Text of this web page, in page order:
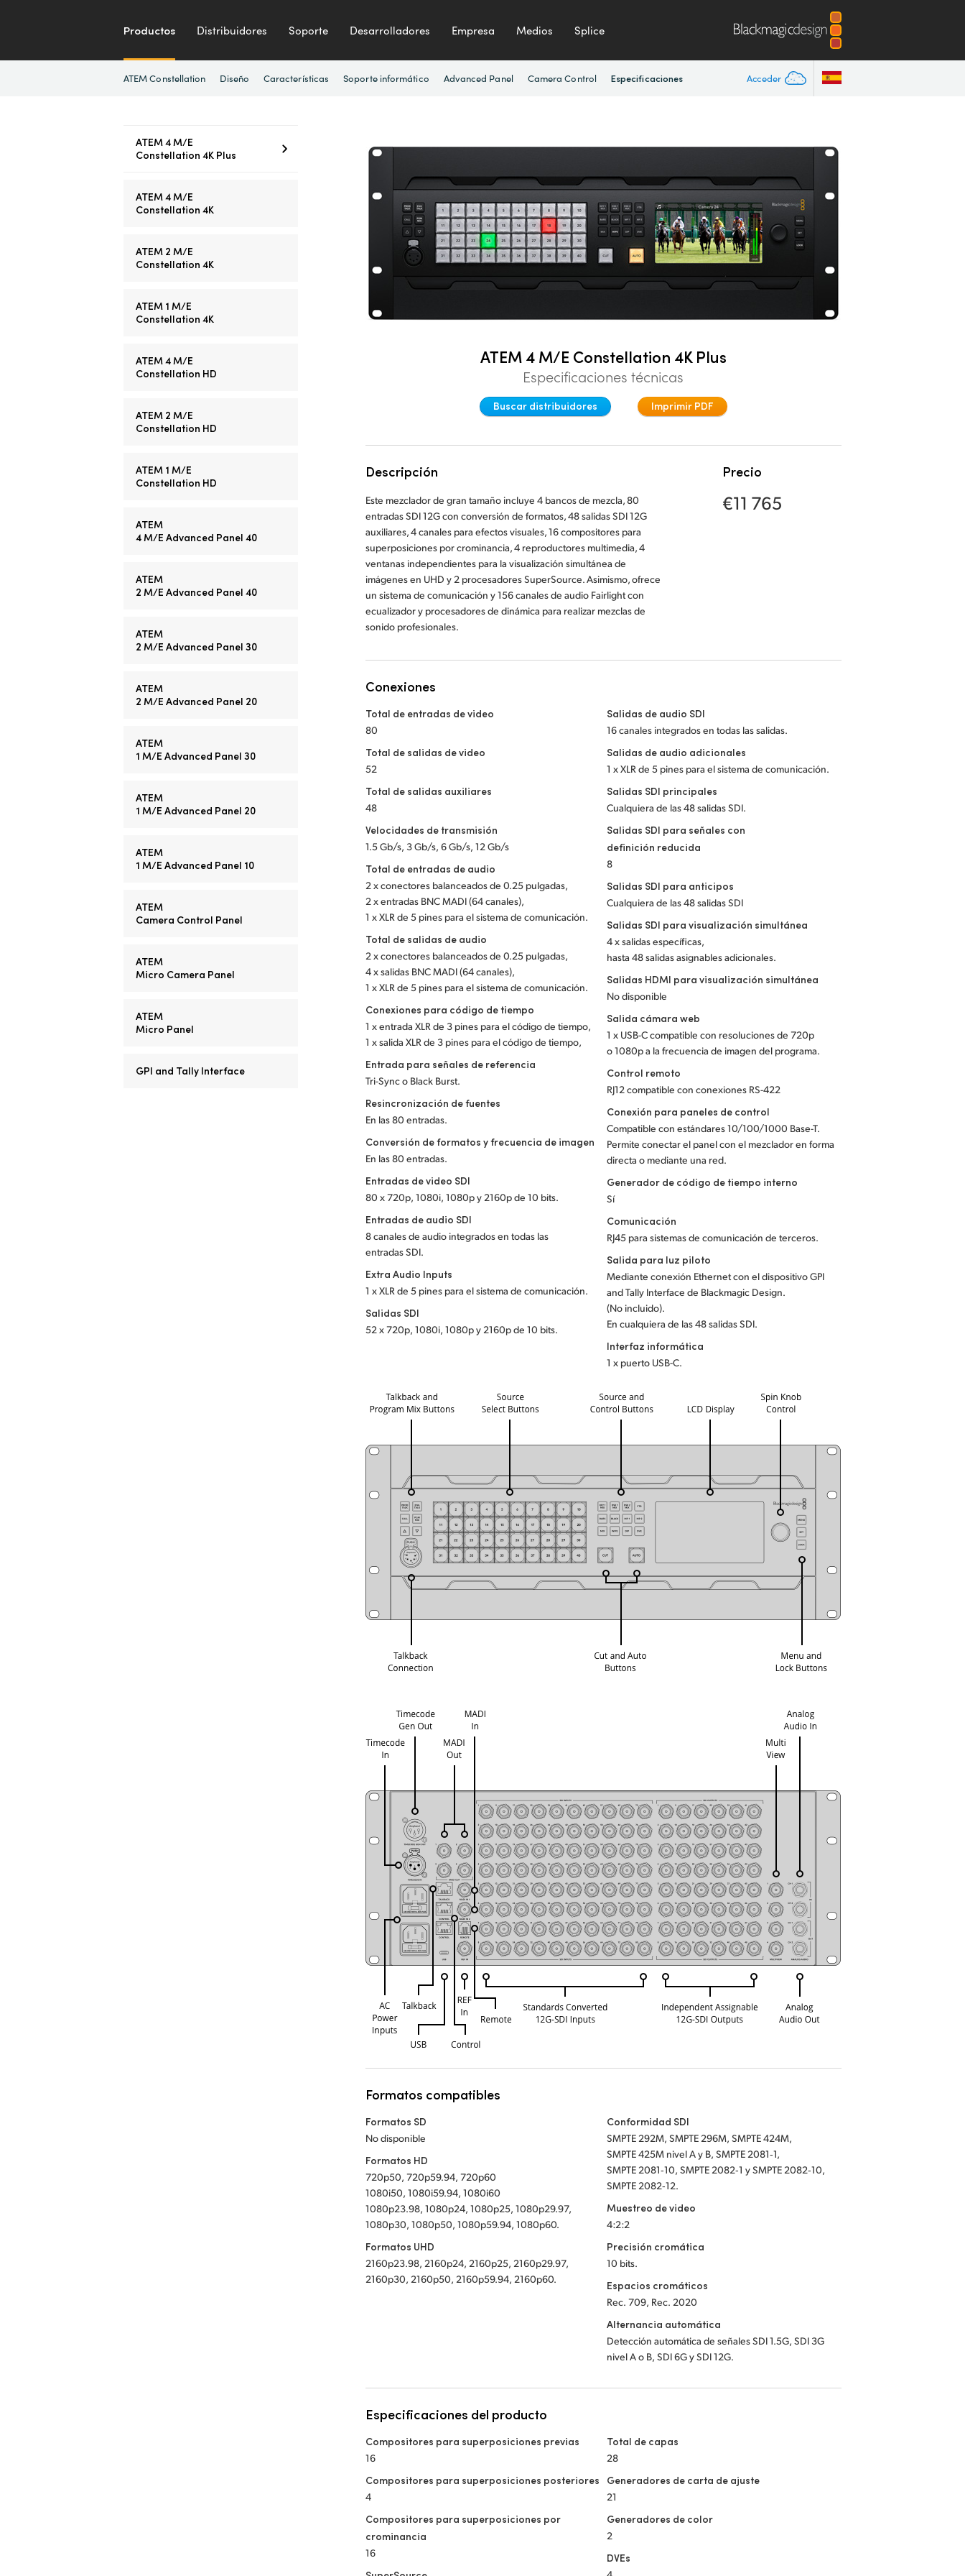
Productos Distribuidores Soporte Desarrolladores Empresa Medios Splice
Acceder
ATEM Constellation Diseño Características Soporte informático Advanced Panel Camera Control Especificaciones
ATEM 4 M/E
Constellation 4K Plus
ATEM 4 M/E
Constellation 4K
ATEM 2 M/E
Constellation 4K
ATEM 1 M/E
Constellation 4K
ATEM 4 M/E
Constellation HD
ATEM 2 M/E
Constellation HD
ATEM 1 M/E
Constellation HD
ATEM
4 M/E Advanced Panel 40
ATEM
2 M/E Advanced Panel 40
ATEM
2 M/E Advanced Panel 30
ATEM
2 M/E Advanced Panel 20
ATEM
1 M/E Advanced Panel 30
ATEM
1 M/E Advanced Panel 20
ATEM
1 M/E Advanced Panel 10
ATEM
Camera Control Panel
ATEM
Micro Camera Panel
ATEM
Micro Panel
GPI and Tally Interface
ATEM 4 M/E Constellation 4K Plus
Especificaciones técnicas
Buscar distribuidores Imprimir PDF
Descripción
Este mezclador de gran tamaño incluye 4 bancos de mezcla, 80
entradas SDI 12G con conversión de formatos, 48 salidas SDI 12G
auxiliares, 4 canales para efectos visuales, 16 compositores para
superposiciones por crominancia, 4 reproductores multimedia, 4
ventanas independientes para la visualización simultánea de
imágenes en UHD y 2 procesadores SuperSource. Asimismo, ofrece
un sistema de comunicación y 156 canales de audio Fairlight con
ecualizador y procesadores de dinámica para realizar mezclas de
sonido profesionales.
Precio
€11 765
Conexiones
Total de entradas de video
80
Total de salidas de video
52
Total de salidas auxiliares
48
Velocidades de transmisión
1.5 Gb/s, 3 Gb/s, 6 Gb/s, 12 Gb/s
Total de entradas de audio
2 x conectores balanceados de 0.25 pulgadas,
2 x entradas BNC MADI (64 canales),
1 x XLR de 5 pines para el sistema de comunicación.
Total de salidas de audio
2 x conectores balanceados de 0.25 pulgadas,
4 x salidas BNC MADI (64 canales),
1 x XLR de 5 pines para el sistema de comunicación.
Conexiones para código de tiempo
1 x entrada XLR de 3 pines para el código de tiempo,
1 x salida XLR de 3 pines para el código de tiempo,
Entrada para señales de referencia
Tri-Sync o Black Burst.
Resincronización de fuentes
En las 80 entradas.
Conversión de formatos y frecuencia de imagen
En las 80 entradas.
Entradas de video SDI
80 x 720p, 1080i, 1080p y 2160p de 10 bits.
Entradas de audio SDI
8 canales de audio integrados en todas las
entradas SDI.
Extra Audio Inputs
1 x XLR de 5 pines para el sistema de comunicación.
Salidas SDI
52 x 720p, 1080i, 1080p y 2160p de 10 bits.
Salidas de audio SDI
16 canales integrados en todas las salidas.
Salidas de audio adicionales
1 x XLR de 5 pines para el sistema de comunicación.
Salidas SDI principales
Cualquiera de las 48 salidas SDI.
Salidas SDI para señales con
definición reducida
8
Salidas SDI para anticipos
Cualquiera de las 48 salidas SDI
Salidas SDI para visualización simultánea
4 x salidas específicas,
hasta 48 salidas asignables adicionales.
Salidas HDMI para visualización simultánea
No disponible
Salida cámara web
1 x USB-C compatible con resoluciones de 720p
o 1080p a la frecuencia de imagen del programa.
Control remoto
RJ12 compatible con conexiones RS-422
Conexión para paneles de control
Compatible con estándares 10/100/1000 Base-T.
Permite conectar el panel con el mezclador en forma
directa o mediante una red.
Generador de código de tiempo interno
Sí
Comunicación
RJ45 para sistemas de comunicación de terceros.
Salida para luz piloto
Mediante conexión Ethernet con el dispositivo GPI
and Tally Interface de Blackmagic Design.
(No incluido).
En cualquiera de las 48 salidas SDI.
Interfaz informática
1 x puerto USB-C.
Formatos compatibles
Formatos SD
No disponible
Formatos HD
720p50, 720p59.94, 720p60
1080i50, 1080i59.94, 1080i60
1080p23.98, 1080p24, 1080p25, 1080p29.97,
1080p30, 1080p50, 1080p59.94, 1080p60.
Formatos UHD
2160p23.98, 2160p24, 2160p25, 2160p29.97,
2160p30, 2160p50, 2160p59.94, 2160p60.
Conformidad SDI
SMPTE 292M, SMPTE 296M, SMPTE 424M,
SMPTE 425M nivel A y B, SMPTE 2081‑1,
SMPTE 2081‑10, SMPTE 2082‑1 y SMPTE 2082‑10,
SMPTE 2082‑12.
Muestreo de video
4:2:2
Precisión cromática
10 bits.
Espacios cromáticos
Rec. 709, Rec. 2020
Alternancia automática
Detección automática de señales SDI 1.5G, SDI 3G
nivel A o B, SDI 6G y SDI 12G.
Especificaciones del producto
Compositores para superposiciones previas
16
Compositores para superposiciones posteriores
4
Compositores para superposiciones por
crominancia
16
Total de capas
28
Generadores de carta de ajuste
21
Generadores de color
2
DVEs